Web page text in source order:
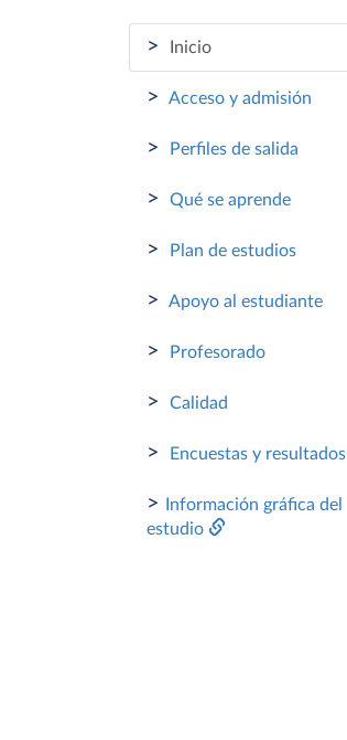
> Inicio
> Acceso y admisión
> Perfiles de salida
> Qué se aprende
> Plan de estudios
> Apoyo al estudiante
> Profesorado
> Calidad
> Encuestas y resultados
>
Información gráfica del
estudio